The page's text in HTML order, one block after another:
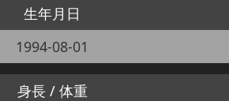
生年月日
1994-08-01
身長 / 体重